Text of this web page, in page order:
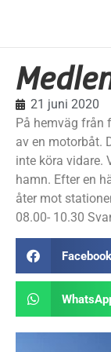
21 juni 2020
På hemväg från
av en motorbåt.
inte köra vidare.
hamn. Efter en
åter mot
08.00- 10.30
Facebook